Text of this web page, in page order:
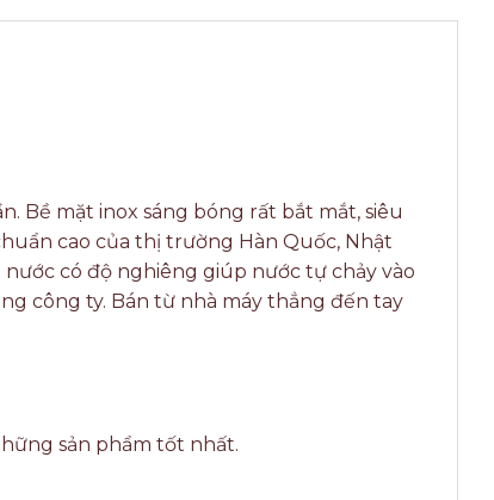
Bề mặt inox sáng bóng rất bắt mắt, siêu
cao của thị trường Hàn Quốc, Nhật
có độ nghiêng giúp nước tự chảy vào
công ty. Bán từ nhà máy thẳng đến tay
sản phẩm tốt nhất.